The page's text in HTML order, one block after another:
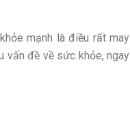
mạnh là điều rất may
vấn đề về sức khỏe, ngay